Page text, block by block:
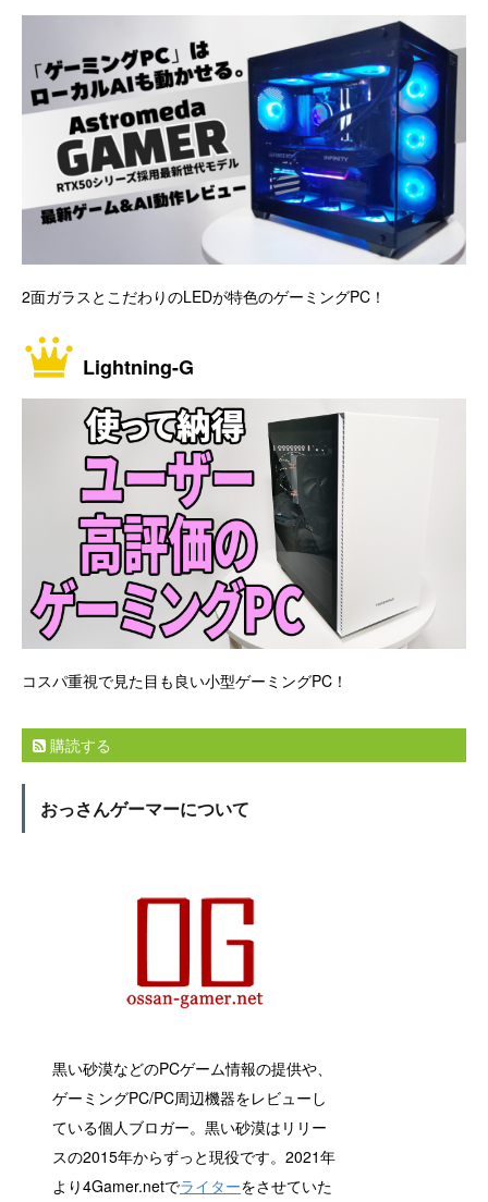
2面ガラスとこだわりのLEDが特色のゲーミングPC！
Lightning-G
コスパ重視で見た目も良い小型ゲーミングPC！
購読する
おっさんゲーマーについて
黒い砂漠などのPCゲーム情報の提供や、
ゲーミングPC/PC周辺機器をレビューし
ている個人ブロガー。黒い砂漠はリリー
スの2015年からずっと現役です。2021年
より4Gamer.netでライターをさせていた